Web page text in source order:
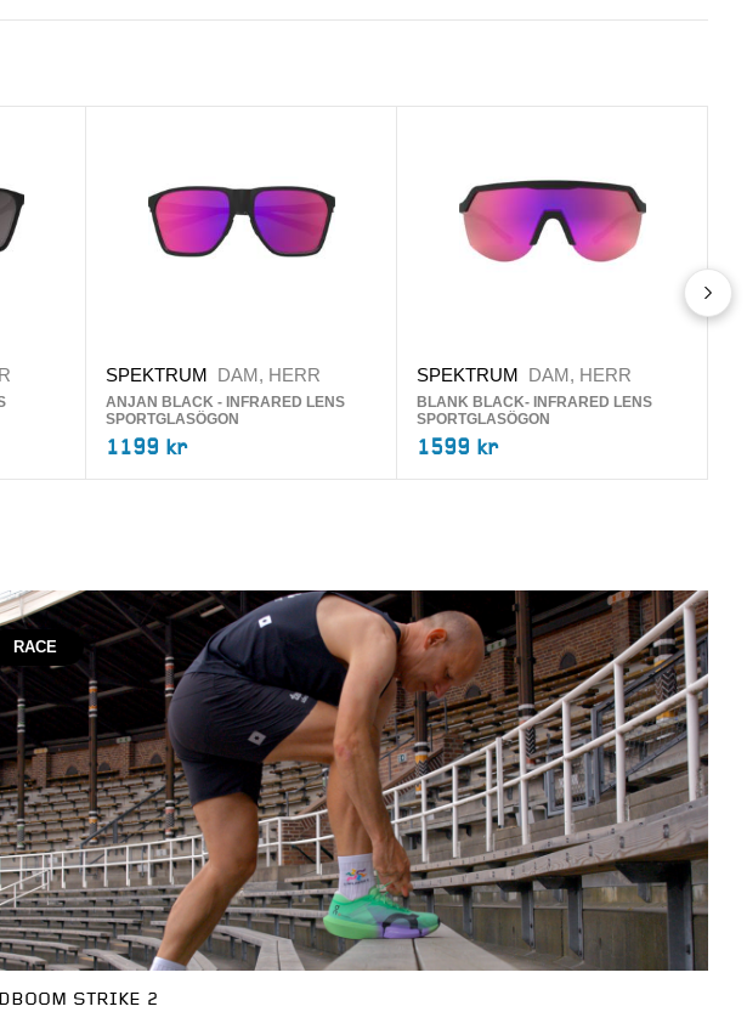
SPEKTRUM DAM, HERR
ANJAN BLACK - INFRARED LENS
SPORTGLASÖGON
1199 kr
SPEKTRUM DAM, HERR
BLANK BLACK- INFRARED LENS
SPORTGLASÖGON
1599 kr
RACE
STRIKE 2